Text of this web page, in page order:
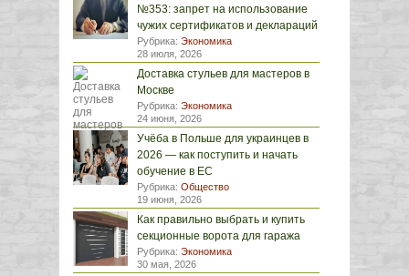
№353: запрет на использование
чужих сертификатов и деклараций
Рубрика: Экономика
28 июля, 2026
Доставка стульев для мастеров в
Москве
Рубрика: Экономика
24 июня, 2026
Учёба в Польше для украинцев в
2026 — как поступить и начать
обучение в ЕС
Рубрика: Общество
19 июня, 2026
Как правильно выбрать и купить
секционные ворота для гаража
Рубрика: Экономика
30 мая, 2026